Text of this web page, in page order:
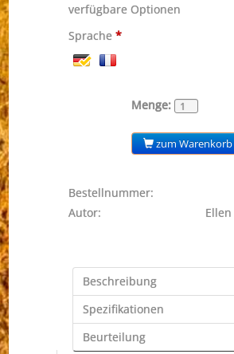
verfügbare Optionen
Sprache*
Menge:
zum
Bestellnummer:
Autor:
Beschreibung
Spezifikationen
Beurteilung